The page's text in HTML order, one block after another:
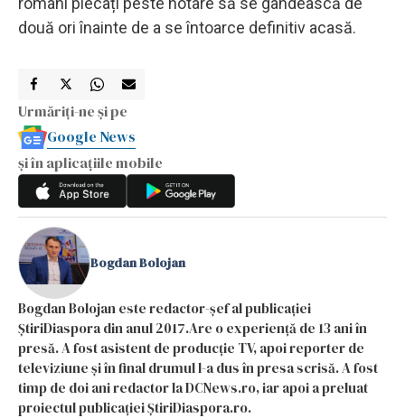
două ori înainte de a se întoarce definitiv acasă.
Urmăriți-ne și pe
Google News
și în aplicațiile mobile
Bogdan Bolojan
Bogdan Bolojan este redactor-șef al publicației
ȘtiriDiaspora din anul 2017.Are o experiență de 13 ani în
presă. A fost asistent de producție TV, apoi reporter de
televiziune și în final drumul l-a dus în presa scrisă. A fost
timp de doi ani redactor la DCNews.ro, iar apoi a preluat
proiectul publicației ȘtiriDiaspora.ro.